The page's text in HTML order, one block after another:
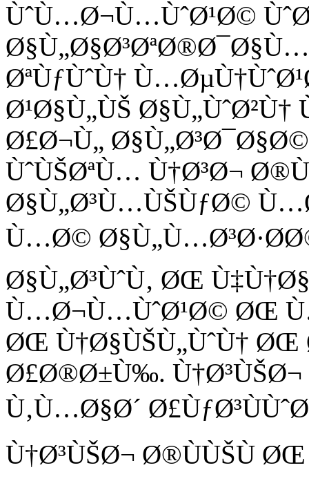
ÙˆÙ…Ø¬Ù…ÙˆØ¹Ø©
ØªÙƒÙˆÙ†
Ø¹Ø§Ù„ÙŠ
Ø£Ø¬Ù„
ÙˆÙŠØªÙ… Ù†Ø³Ø¬
Ø§Ù„Ø³Ù…ÙŠÙƒØ©
Ù…Ø© Ø§Ù„Ù…Ø³Ø·Ø­Ø©
Ø§Ù„Ø³ÙˆÙ‚ ØŒ
Ù…Ø¬Ù…ÙˆØ¹Ø© ØŒ
ØŒ Ù†Ø§ÙŠÙ„ÙˆÙ† ØŒ
Ø£Ø®Ø±Ù‰.
Ù‚Ù…Ø§Ø´
Ù†Ø³ÙŠØ¬ Ø®ÙÙŠÙ